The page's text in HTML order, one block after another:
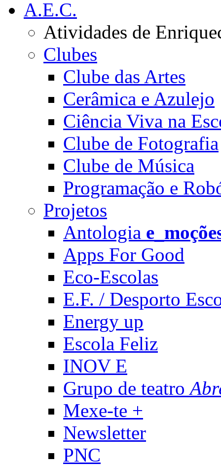
A.E.C.
Atividades de
Clubes
Clube das Artes
Cerâmica e Azulejo
Ciência Viva na
Clube de Fotografia
Clube de Música
Programação e
Projetos
Antologia
Apps For Good
Eco-Escolas
E.F. / Desporto
Energy up
Escola Feliz
INOV E
Grupo de teatro
Mexe-te +
Newsletter
PNC